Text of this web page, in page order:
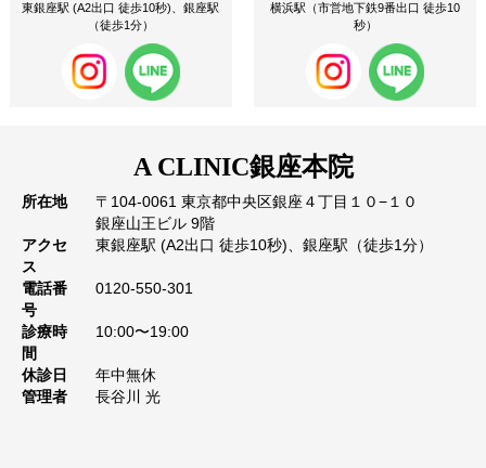
東銀座駅 (A2出口 徒歩10秒)、銀座駅
（徒歩1分）
横浜駅（市営地下鉄9番出口 徒歩10
秒）
A CLINIC銀座本院
所在地
〒104-0061 東京都中央区銀座４丁目１０−１０
銀座山王ビル 9階
アクセ
ス
東銀座駅 (A2出口 徒歩10秒)、銀座駅（徒歩1分）
電話番
号
0120-550-301
診療時
間
10:00〜19:00
休診日
年中無休
管理者
長谷川 光